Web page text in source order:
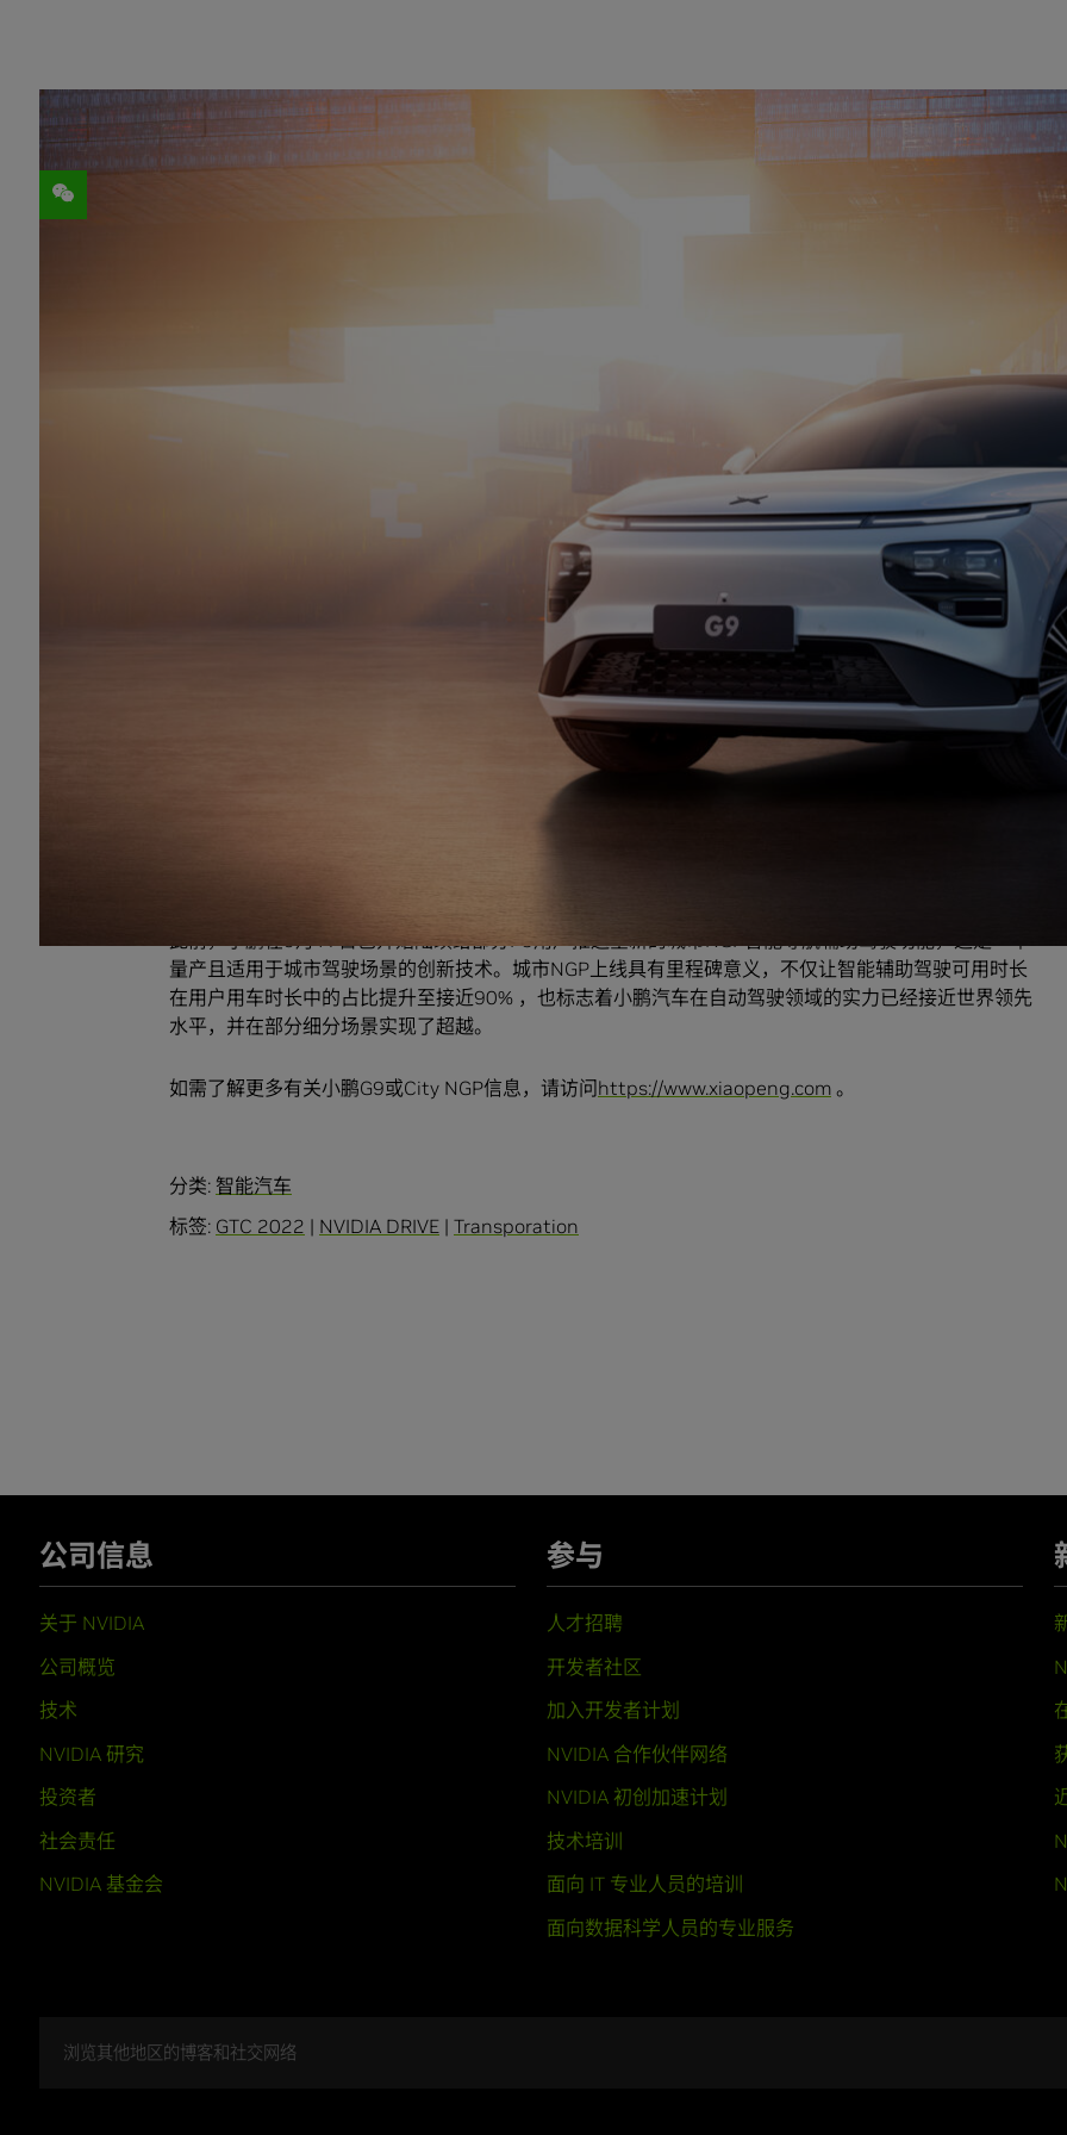
分享
今日，小鹏汽车最新旗舰车型——超快充全智能SUV G9在中国正式上市并将于第四季度向用户交付。作
景打通。简单而言，从一个停车位出发，到另一个停车位，从P档到P档，用户均可使用高阶智能辅助驾
本次DRIVE Orin的硬件升级，将帮助小鹏G9更大程度地释放出车载系统的潜力，并完善小鹏的数据闭环
2019年，小鹏宣布其旗舰运动型轿车小鹏P7采用NVIDIA DRIVE Xavier计算架构，从那时起，小鹏一直
小鹏全栈自研的智能驾驶辅助系统XPILOT基于NVIDIA技术打造并持续进化，通过小鹏高速NGP智能导航
辅助驾驶和VPA停车场记忆泊车等一系列丰富的智能辅助驾驶功能，不断提升用户体验，并获市场认可。
包括Orin在内的NVIDIA DRIVE系统级芯片系列，满足严格的车规级安全标准和监管要求，其所提供的安
全性、冗余性和兼容性可支持高级自动智能驾驶系统所需的多传感器数据融合。
此前，小鹏在9月17日已开始陆续给部分P5用户推送全新的城市NGP智能导航辅助驾驶功能，这是一个
量产且适用于城市驾驶场景的创新技术。城市NGP上线具有里程碑意义，不仅让智能辅助驾驶可用时长
在用户用车时长中的占比提升至接近90% ，也标志着小鹏汽车在自动驾驶领域的实力已经接近世界领先
水平，并在部分细分场景实现了超越。
如需了解更多有关小鹏G9或City NGP信息，请访问https://www.xiaopeng.com 。
分类: 智能汽车
标签: GTC 2022 | NVIDIA DRIVE | Transporation
公司信息
关于 NVIDIA
公司概览
技术
NVIDIA 研究
投资者
社会责任
NVIDIA 基金会
参与
人才招聘
开发者社区
加入开发者计划
NVIDIA 合作伙伴网络
NVIDIA 初创加速计划
技术培训
面向 IT 专业人员的培训
面向数据科学人员的专业服务
浏览其他地区的博客和社交网络